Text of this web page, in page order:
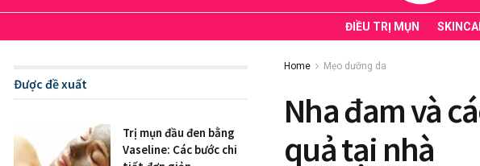
ĐIỀU TRỊ MỤN
Home Mẹo dưỡng da
Nha đam và
quả tại nhà
Được đề xuất
Trị mụn đầu đen bằng
Vaseline: Các bước chi